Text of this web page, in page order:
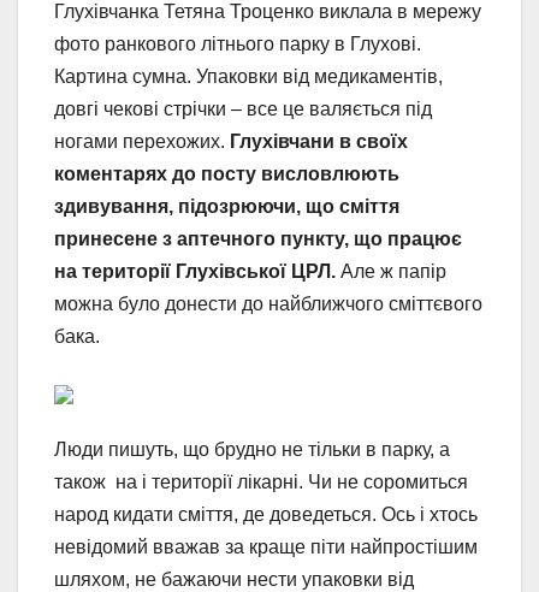
Глухівчанка Тетяна Троценко виклала в мережу
фото ранкового літнього парку в Глухові.
Картина сумна. Упаковки від медикаментів,
довгі чекові стрічки – все це валяється під
ногами перехожих. Глухівчани в своїх
коментарях до посту висловлюють
здивування, підозрюючи, що сміття
принесене з аптечного пункту, що працює
на території Глухівської ЦРЛ. Але ж папір
можна було донести до найближчого сміттєвого
бака.
Люди пишуть, що брудно не тільки в парку, а
також на і території лікарні. Чи не соромиться
народ кидати сміття, де доведеться. Ось і хтось
невідомий вважав за краще піти найпростішим
шляхом, не бажаючи нести упаковки від